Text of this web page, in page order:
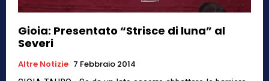
Gioia: Presentato “Strisce di luna” al
Severi
Altre Notizie 7 Febbraio 2014